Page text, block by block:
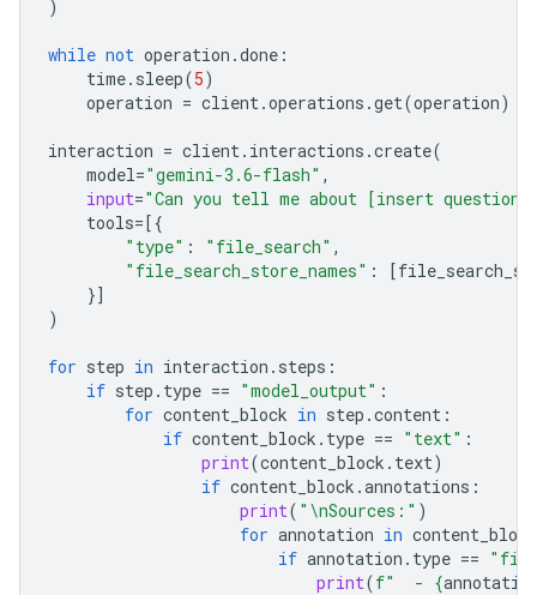
)
while not operation .done :
time. sleep(5)
operation = client.operations .get(operation)
interaction = client. interactions .create(
model="gemini-3.6-flash" ,
input="Can you tell me about [insert
tools=[{
"type" : "file_search" ,
"file_search_store_names" : [
}]
)
for step in interaction . steps :
if step . type == "model_output" :
for content_block in step .content :
if content_block . type == "text" :
print(content_block . text)
if content_block .annotations :
print( " \nSources:" )
for annotation in content_block
if annotation . type ==
print(f"  - {